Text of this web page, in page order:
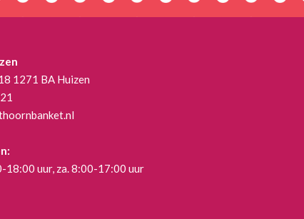
1271 BA Huizen
18:00 uur, za. 8:00-17:00 uur